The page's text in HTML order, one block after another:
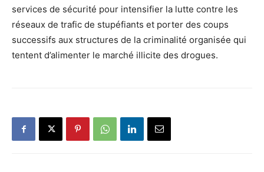
services de sécurité pour intensifier la lutte contre les
réseaux de trafic de stupéfiants et porter des coups
successifs aux structures de la criminalité organisée qui
tentent d’alimenter le marché illicite des drogues.